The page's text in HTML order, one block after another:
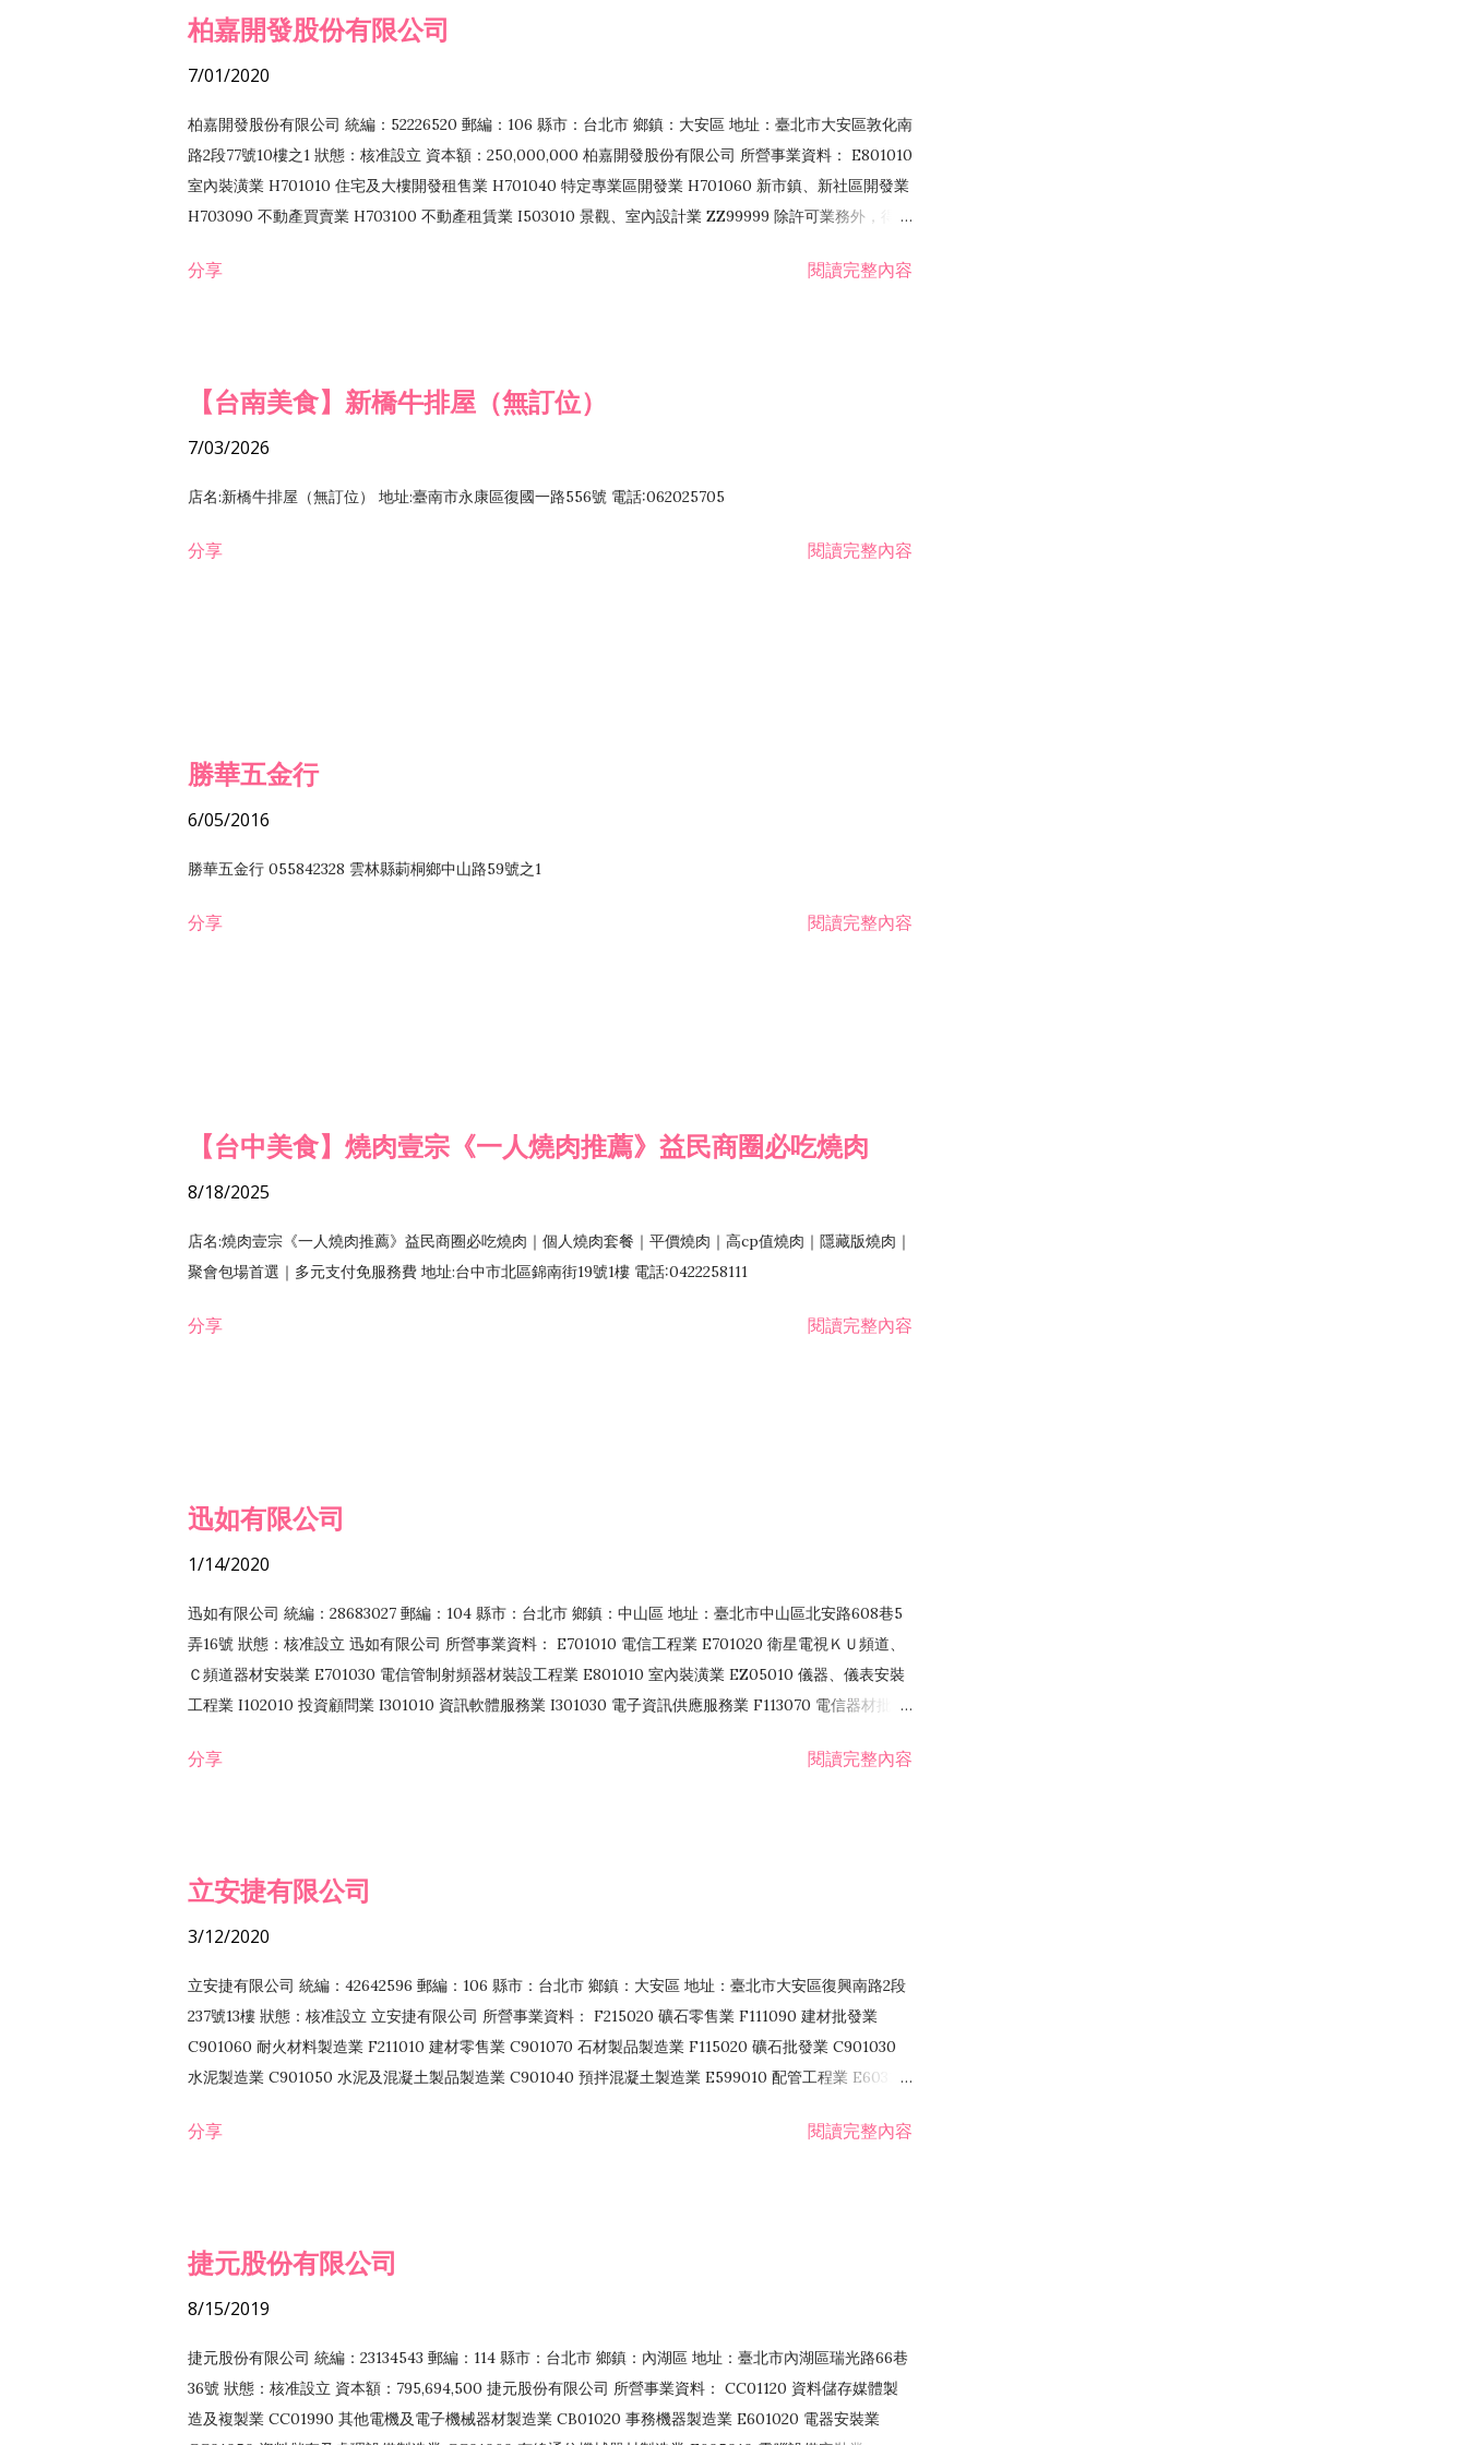
柏嘉開發股份有限公司
7/01/2020
柏嘉開發股份有限公司 統編：52226520 郵編：106 縣市：台北市 鄉鎮：大安區 地址：臺北市大安區敦化南
路2段77號10樓之1 狀態：核准設立 資本額：250,000,000 柏嘉開發股份有限公司 所營事業資料： E801010
室內裝潢業 H701010 住宅及大樓開發租售業 H701040 特定專業區開發業 H701060 新市鎮、新社區開發業
H703090 不動產買賣業 H703100 不動產租賃業 I503010 景觀、室內設計業 ZZ99999 除許可業務外，得經
分享 閱讀完整內容
【台南美食】新橋牛排屋（無訂位）
7/03/2026
店名:新橋牛排屋（無訂位） 地址:臺南市永康區復國一路556號 電話:062025705
分享 閱讀完整內容
勝華五金行
6/05/2016
勝華五金行 055842328 雲林縣莿桐鄉中山路59號之1
分享 閱讀完整內容
【台中美食】燒肉壹宗《一人燒肉推薦》益民商圈必吃燒肉
8/18/2025
店名:燒肉壹宗《一人燒肉推薦》益民商圈必吃燒肉｜個人燒肉套餐｜平價燒肉｜高cp值燒肉｜隱藏版燒肉｜
聚會包場首選｜多元支付免服務費 地址:台中市北區錦南街19號1樓 電話:0422258111
分享 閱讀完整內容
迅如有限公司
1/14/2020
迅如有限公司 統編：28683027 郵編：104 縣市：台北市 鄉鎮：中山區 地址：臺北市中山區北安路608巷5
弄16號 狀態：核准設立 迅如有限公司 所營事業資料： E701010 電信工程業 E701020 衛星電視ＫＵ頻道、
Ｃ頻道器材安裝業 E701030 電信管制射頻器材裝設工程業 E801010 室內裝潢業 EZ05010 儀器、儀表安裝
工程業 I102010 投資顧問業 I301010 資訊軟體服務業 I301030 電子資訊供應服務業 F113070 電信器材批發
務 F102030 菸酒批發業 F203020 菸酒零售業 F401171 酒類輸入業
分享 閱讀完整內容
立安捷有限公司
3/12/2020
立安捷有限公司 統編：42642596 郵編：106 縣市：台北市 鄉鎮：大安區 地址：臺北市大安區復興南路2段
237號13樓 狀態：核准設立 立安捷有限公司 所營事業資料： F215020 礦石零售業 F111090 建材批發業
C901060 耐火材料製造業 F211010 建材零售業 C901070 石材製品製造業 F115020 礦石批發業 C901030
水泥製造業 C901050 水泥及混凝土製品製造業 C901040 預拌混凝土製造業 E599010 配管工程業 E603110
EZ99990 其他工程業 F102170 食品什貨批發業 F106020 日常用品批發業 F108031 醫療器材批發業
分享 閱讀完整內容
捷元股份有限公司
8/15/2019
捷元股份有限公司 統編：23134543 郵編：114 縣市：台北市 鄉鎮：內湖區 地址：臺北市內湖區瑞光路66巷
36號 狀態：核准設立 資本額：795,694,500 捷元股份有限公司 所營事業資料： CC01120 資料儲存媒體製
造及複製業 CC01990 其他電機及電子機械器材製造業 CB01020 事務機器製造業 E601020 電器安裝業